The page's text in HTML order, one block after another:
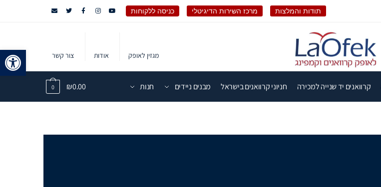
תודות והמלצות מרכז השירות הדיגיטלי כניסה ללקוחות
מגזין לאופק אודות צור קשר
קרוואנים יד שנייה למכירה חניוני קרוואנים בישראל מבנים ניידים חנות ₪0.00
0